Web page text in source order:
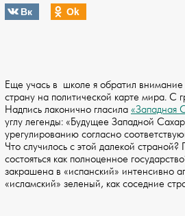
Вк
Оk
Еще учась в школе я обратил
страну на политической карте мира. С
Надпись лаконично гласила «Западная
углу легенды: «Будущее Западной
урегулированию согласно
Что случилось с этой далекой
состояться как полноценное
закрашена в «испанский» интенсивно
«исламский» зеленый, как соседние